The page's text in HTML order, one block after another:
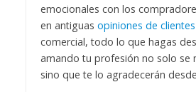
emocionales con los
en antiguas opiniones de clientes
comercial, todo lo que hagas
amando tu profesión no solo se
sino que te lo agradecerán